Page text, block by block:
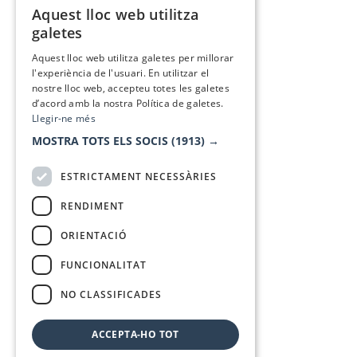
Aquest lloc web utilitza
galetes
Aquest lloc web utilitza galetes per millorar
l'experiència de l'usuari. En utilitzar el
nostre lloc web, accepteu totes les galetes
d’acord amb la nostra Política de galetes.
Llegir-ne més
MOSTRA TOTS ELS SOCIS (1913) →
ESTRICTAMENT NECESSÀRIES
RENDIMENT
ORIENTACIÓ
FUNCIONALITAT
NO CLASSIFICADES
ACCEPTA-HO TOT